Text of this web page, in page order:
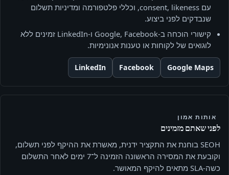
עם consent, likeness, וכללי פלטפורמה ומדיניות תשלום
שנבדקים לפני ביצוע.
קישורי הוכחה ב‑Google, Facebook ו‑LinkedIn זמינים ללא
לוגואים של לקוחות או טענות אנונימיות.
Google Maps
Facebook
LinkedIn
אותות אמון
לפני שאתם מזמינים
SEOH בוחנת את התקציר ידנית, מאשרת את ההיקף לפני תשלום,
וקובעת את המסירה הראשונה הזמינה ל־7 ימים לאחר התשלום
כשה-SLA מתאים להיקף המאושר.